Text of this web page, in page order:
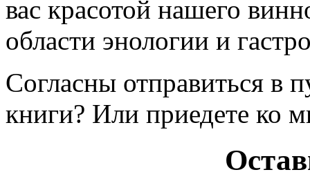
вас красотой нашего
области энологии и
Согласны отправиться в
книги? Или приедете ко